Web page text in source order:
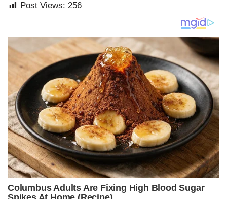
Post Views: 256